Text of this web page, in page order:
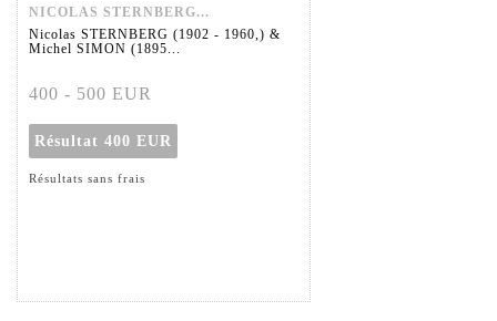
NICOLAS STERNBERG...
Nicolas STERNBERG (1902 - 1960,) &
Michel SIMON (1895...
400 - 500 EUR
Résultat 400 EUR
Résultats sans frais